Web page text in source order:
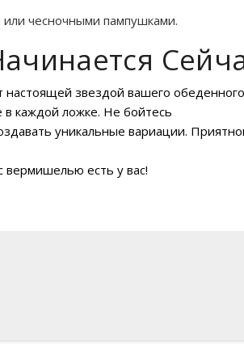
чесночными пампушками.
настоящей звездой вашего обеденного
в каждой ложке. Не бойтесь
уникальные вариации.
вермишелью есть у вас!